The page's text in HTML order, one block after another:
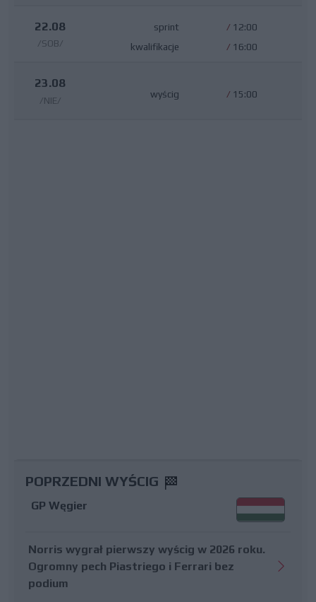
22.08
/SOB/
sprint
kwalifikacje
/ 12:00
/ 16:00
23.08
/NIE/
wyścig / 15:00
POPRZEDNI WYŚCIG
GP Węgier
Norris wygrał pierwszy wyścig w 2026 roku.
Ogromny pech Piastriego i Ferrari bez
podium